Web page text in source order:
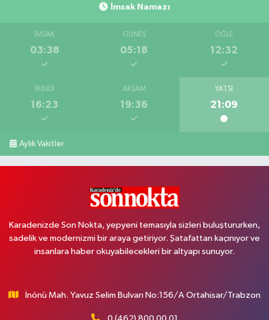
İmsak Namazı
İMSAK
03:38
GÜNEŞ
05:18
ÖĞLE
12:32
İKINDI
16:23
AKŞAM
19:36
YATSI
21:09
Aylık Vakitler
Karadenizde Son Nokta, yepyeni temasıyla sizleri buluştururken,
sadelik ve modernizmi bir araya getiriyor. Şatafattan kaçınıyor ve
insanlara haber okuyabilecekleri bir altyapı sunuyor.
İnönü Mah. Yavuz Selim Bulvarı No:156/A Ortahisar/Trabzon